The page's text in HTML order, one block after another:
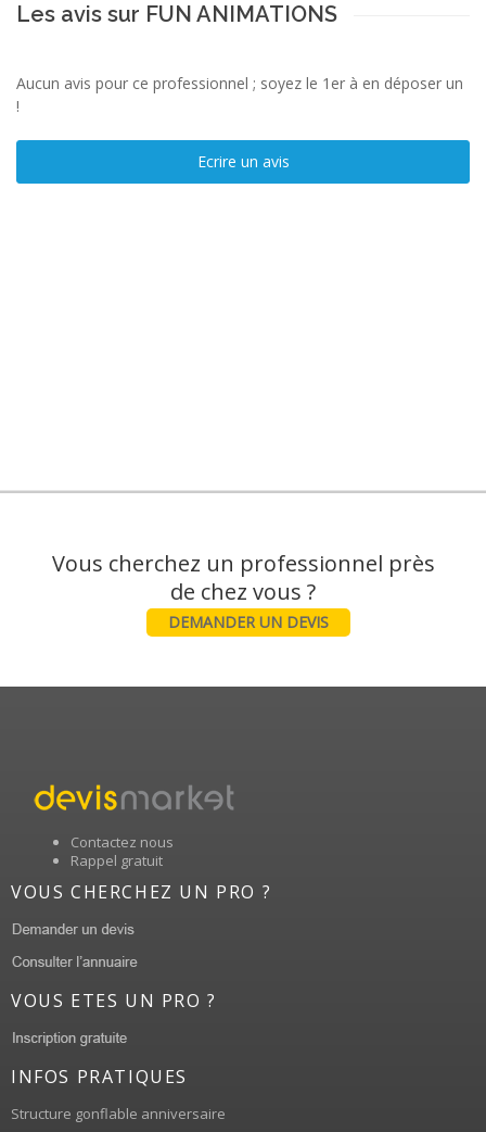
Les avis sur FUN ANIMATIONS
Aucun avis pour ce professionnel ; soyez le 1er à en déposer un
!
Ecrire un avis
Vous cherchez un professionnel près
DEMANDER UN DEVIS
Contactez nous
Rappel gratuit
VOUS CHERCHEZ UN PRO ?
VOUS ETES UN PRO ?
INFOS PRATIQUES
Structure gonflable anniversaire